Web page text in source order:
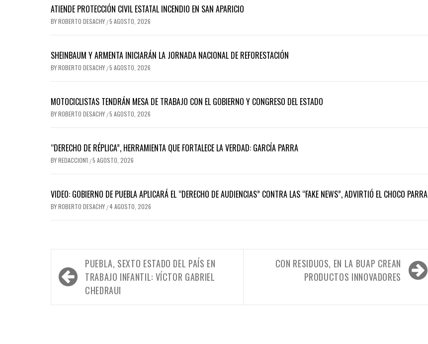
ATIENDE PROTECCIÓN CIVIL ESTATAL INCENDIO EN SAN APARICIO
BYROBERTO DESACHY /5 AGOSTO, 2026
SHEINBAUM Y ARMENTA INICIARÁN LA JORNADA NACIONAL DE REFORESTACIÓN
BYROBERTO DESACHY /5 AGOSTO, 2026
MOTOCICLISTAS TENDRÁN MESA DE TRABAJO CON EL GOBIERNO Y CONGRESO DEL ESTADO
BYROBERTO DESACHY /5 AGOSTO, 2026
“DERECHO DE RÉPLICA”, HERRAMIENTA QUE FORTALECE LA VERDAD: GARCÍA PARRA
BYREDACCION1 /5 AGOSTO, 2026
VIDEO: GOBIERNO DE PUEBLA APLICARÁ EL “DERECHO DE AUDIENCIAS” CONTRA LAS “FAKE NEWS”, ADVIRTIÓ EL CHOCO PARRA
BYROBERTO DESACHY /4 AGOSTO, 2026
Navegación
de
entradas
PUEBLA, SEXTO ESTADO DEL PAÍS EN
TRABAJO INFANTIL: VÍCTOR GABRIEL
CHEDRAUI
CON RESIDUOS, EN LA BUAP CREAN
PRODUCTOS INNOVADORES